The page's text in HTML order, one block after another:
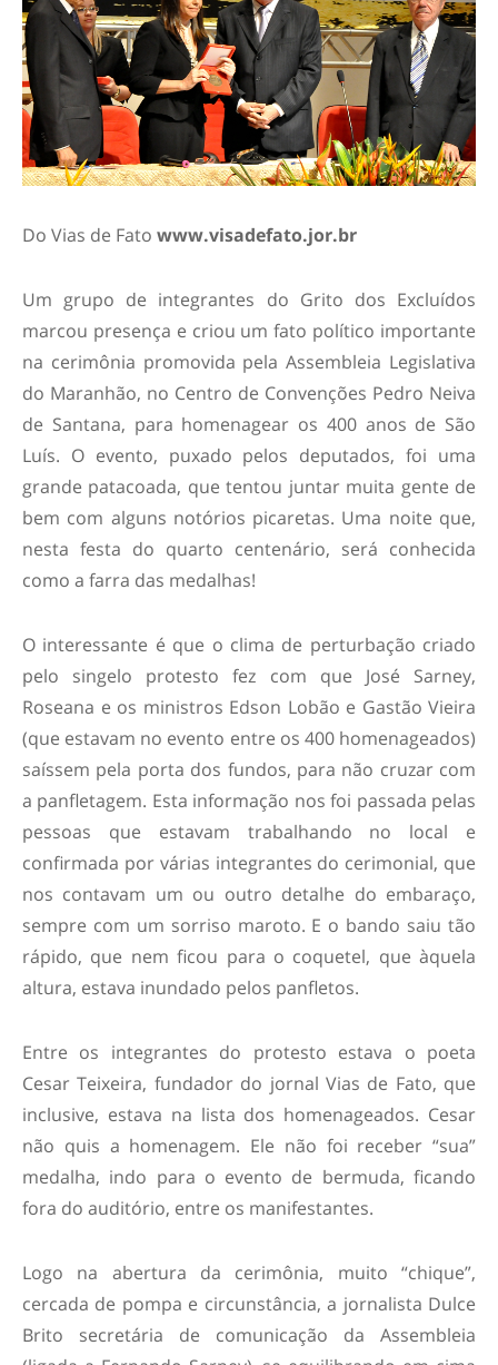
Do Vias de Fato www.visadefato.jor.br
Um grupo de integrantes do Grito dos Excluídos
marcou presença e criou um fato político importante
na cerimônia promovida pela Assembleia Legislativa
do Maranhão, no Centro de Convenções Pedro Neiva
de Santana, para homenagear os 400 anos de São
Luís. O evento, puxado pelos deputados, foi uma
grande patacoada, que tentou juntar muita gente de
bem com alguns notórios picaretas. Uma noite que,
nesta festa do quarto centenário, será conhecida
como a farra das medalhas!
O interessante é que o clima de perturbação criado
pelo singelo protesto fez com que José Sarney,
Roseana e os ministros Edson Lobão e Gastão Vieira
(que estavam no evento entre os 400 homenageados)
saíssem pela porta dos fundos, para não cruzar com
a panfletagem. Esta informação nos foi passada pelas
pessoas que estavam trabalhando no local e
confirmada por várias integrantes do cerimonial, que
nos contavam um ou outro detalhe do embaraço,
sempre com um sorriso maroto. E o bando saiu tão
rápido, que nem ficou para o coquetel, que àquela
altura, estava inundado pelos panfletos.
Entre os integrantes do protesto estava o poeta
Cesar Teixeira, fundador do jornal Vias de Fato, que
inclusive, estava na lista dos homenageados. Cesar
não quis a homenagem. Ele não foi receber “sua”
medalha, indo para o evento de bermuda, ficando
fora do auditório, entre os manifestantes.
Logo na abertura da cerimônia, muito “chique”,
cercada de pompa e circunstância, a jornalista Dulce
Brito secretária de comunicação da Assembleia